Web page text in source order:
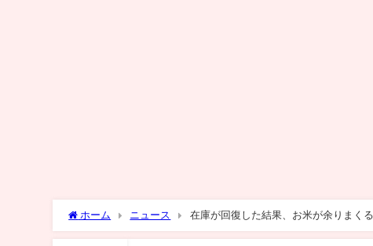
ホーム ニュース 在庫が回復した結果、お米が余りまく